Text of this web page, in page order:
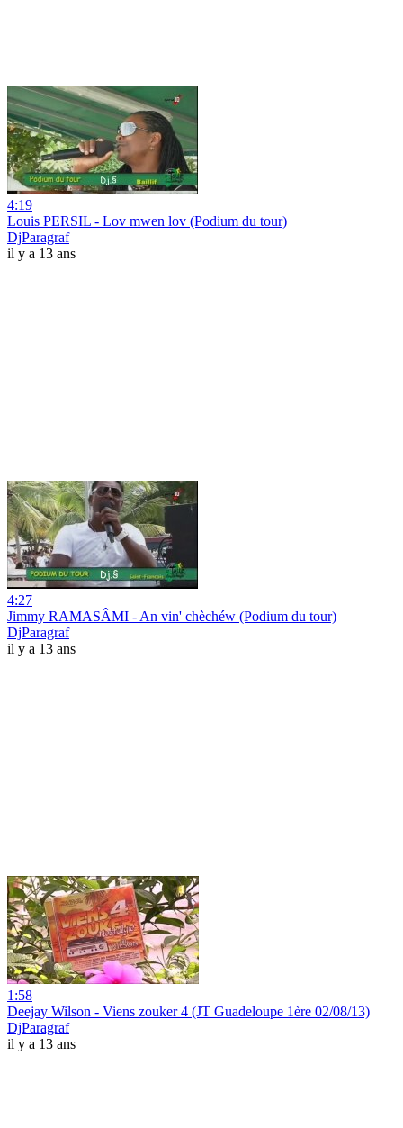
4:19
Louis PERSIL - Lov mwen lov (Podium du tour)
DjParagraf
il y a 13 ans
4:27
Jimmy RAMASÂMI - An vin' chèchéw (Podium du tour)
DjParagraf
il y a 13 ans
1:58
Deejay Wilson - Viens zouker 4 (JT Guadeloupe 1ère 02/08/13)
DjParagraf
il y a 13 ans